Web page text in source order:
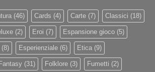
(46) Cards (4) Carte (7) Classici (18)
(2) Eroi (7) Espansione gioco (5)
(8) Esperienziale (6) Etica (9)
Fantasy (31) Folklore (3) Fumetti (2)